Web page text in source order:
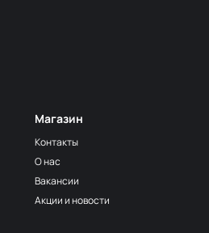
МП-20-309/1
МП-20-F206
МП-20-F321/1
МП-20-191/2
Магазин
Контакты
О нас
Вакансии
Акции и новости